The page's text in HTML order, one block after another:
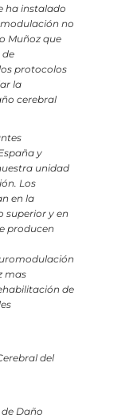
ha instalado
no
Muñoz que
de
protocolos
la
cerebral
y
unidad
Los
en la
superior y en
producen
mas
de
del
Daño